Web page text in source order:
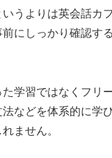
うよりは英会話カ
にしっかり確認す
学習ではなくフリ
法などを体系的に学
ません。